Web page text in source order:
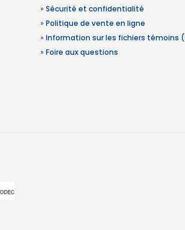
» Sécurité et confidentialité
» Politique de vente en ligne
» Information sur les fichiers témoins
» Foire aux questions